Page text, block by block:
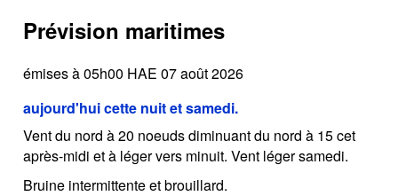
Prévision maritimes
émises à 05h00 HAE 07 août 2026
aujourd'hui cette nuit et samedi.
Vent du nord à 20 noeuds diminuant du nord à 15 cet
après-midi et à léger vers minuit. Vent léger samedi.
Bruine intermittente et brouillard.